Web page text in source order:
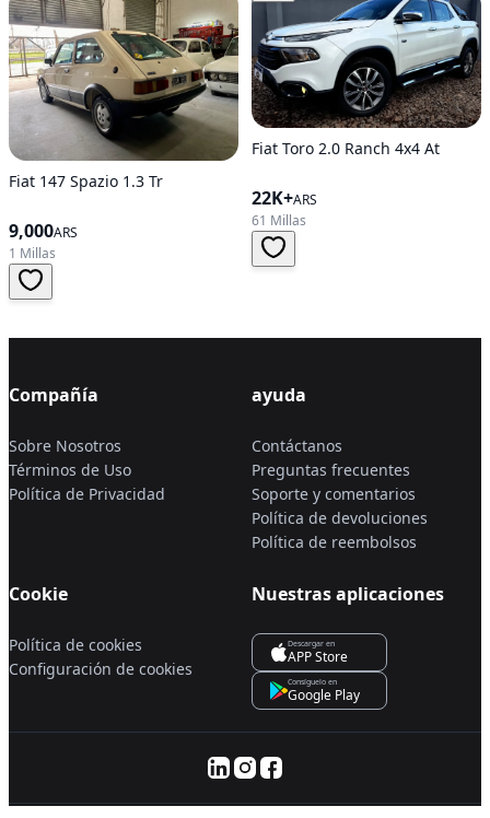
Fiat 147 Spazio 1.3 Tr
9,000ARS
1 Millas
Fiat Toro 2.0 Ranch 4x4 At
22K+ARS
61 Millas
Compañía
Sobre Nosotros
Términos de Uso
Política de Privacidad
ayuda
Contáctanos
Preguntas frecuentes
Soporte y comentarios
Política de devoluciones
Política de reembolsos
Cookie
Política de cookies
Configuración de cookies
Nuestras aplicaciones
Descargar en
APP Store
Consíguelo en
Google Play